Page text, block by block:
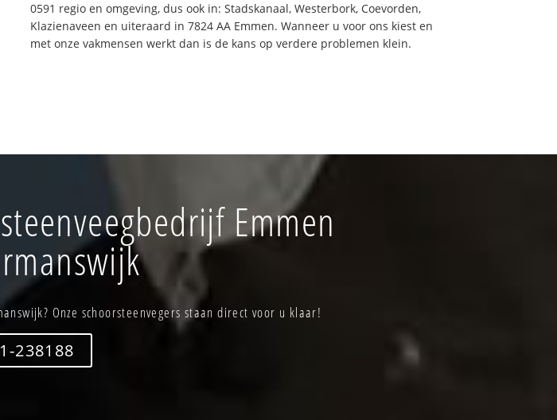
0591 regio en omgeving, dus ook in: Stadskanaal, Westerbork, Coevorden,
Klazienaveen en uiteraard in 7824 AA Emmen. Wanneer u voor ons kiest en
met onze vakmensen werkt dan is de kans op verdere problemen klein.
Emmen
Onze schoorsteenvegers staan direct voor u klaar!
238188